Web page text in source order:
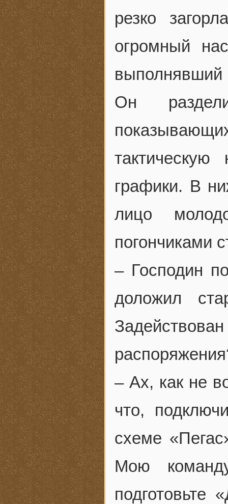
резко
огромный
Он
графики. В
лицо
погончиками
– Господин
доложил
– Ах, как не
что,
схеме
Мою
подготовьте